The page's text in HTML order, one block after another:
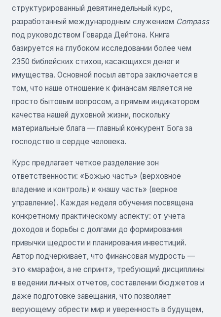
структурированный девятинедельный курс,
разработанный международным служением Compass
под руководством Говарда Дейтона. Книга
базируется на глубоком исследовании более чем
2350 библейских стихов, касающихся денег и
имущества. Основной посыл автора заключается в
том, что наше отношение к финансам является не
просто бытовым вопросом, а прямым индикатором
качества нашей духовной жизни, поскольку
материальные блага — главный конкурент Бога за
господство в сердце человека.
Курс предлагает четкое разделение зон
ответственности: «Божью часть» (верховное
владение и контроль) и «нашу часть» (верное
управление). Каждая неделя обучения посвящена
конкретному практическому аспекту: от учета
доходов и борьбы с долгами до формирования
привычки щедрости и планирования инвестиций.
Автор подчеркивает, что финансовая мудрость —
это «марафон, а не спринт», требующий дисциплины
в ведении личных отчетов, составлении бюджетов и
даже подготовке завещания, что позволяет
верующему обрести мир и уверенность в будущем,